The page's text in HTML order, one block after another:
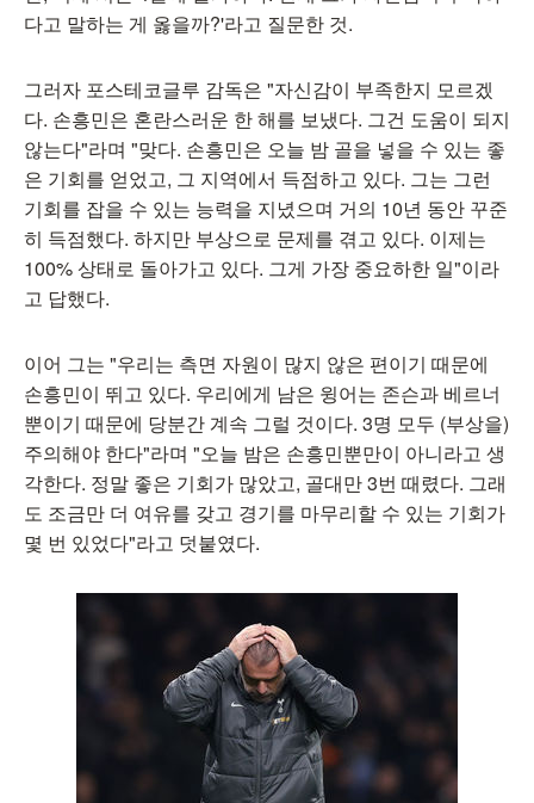
다고 말하는 게 옳을까?'라고 질문한 것.
그러자 포스테코글루 감독은 "자신감이 부족한지 모르겠
다. 손흥민은 혼란스러운 한 해를 보냈다. 그건 도움이 되지
않는다"라며 "맞다. 손흥민은 오늘 밤 골을 넣을 수 있는 좋
은 기회를 얻었고, 그 지역에서 득점하고 있다. 그는 그런
기회를 잡을 수 있는 능력을 지녔으며 거의 10년 동안 꾸준
히 득점했다. 하지만 부상으로 문제를 겪고 있다. 이제는
100% 상태로 돌아가고 있다. 그게 가장 중요하한 일"이라
고 답했다.
이어 그는 "우리는 측면 자원이 많지 않은 편이기 때문에
손흥민이 뛰고 있다. 우리에게 남은 윙어는 존슨과 베르너
뿐이기 때문에 당분간 계속 그럴 것이다. 3명 모두 (부상을)
주의해야 한다"라며 "오늘 밤은 손흥민뿐만이 아니라고 생
각한다. 정말 좋은 기회가 많았고, 골대만 3번 때렸다. 그래
도 조금만 더 여유를 갖고 경기를 마무리할 수 있는 기회가
몇 번 있었다"라고 덧붙였다.